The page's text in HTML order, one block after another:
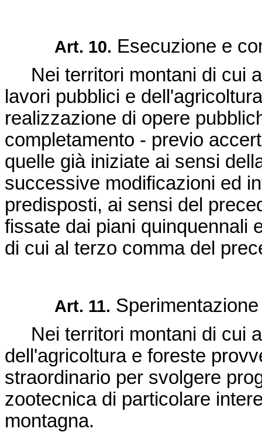
Art. 10. Esecuzione e
Nei territori montani di cui
lavori pubblici e
realizzazione di opere
completamento - previo
quelle già iniziate ai sensi
successive modificazioni ed
predisposti, ai sensi del
fissate dai piani quinquennali
di cui al terzo comma del
Art. 11.
Nei territori montani di cui
dell'agricoltura e foreste
straordinario per svolgere
zootecnica di particolare
montagna.